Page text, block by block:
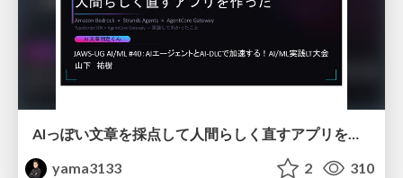
AIっぽい文章を採点して人間らしく直すアプリを作ってみた
yama3133
2 310